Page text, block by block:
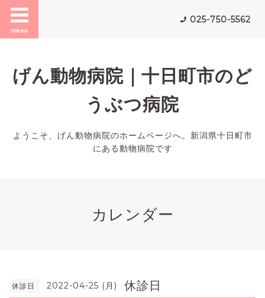
menu
025-750-5562
げん動物病院｜十日町市のど
うぶつ病院
ようこそ、げん動物病院のホームページへ。新潟県十日町市
にある動物病院です
カレンダー
休診日 2022-04-25 (月) 休診日